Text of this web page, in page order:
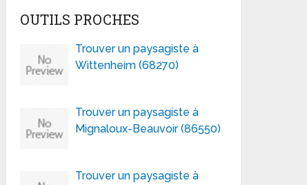
OUTILS PROCHES
Trouver un paysagiste à
Wittenheim (68270)
Trouver un paysagiste à
Mignaloux-Beauvoir (86550)
Trouver un paysagiste à